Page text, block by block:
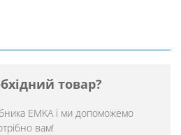
товар?
EMKAі ми допоможемо
вам!